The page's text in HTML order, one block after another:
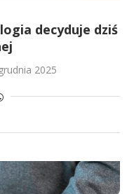
decyduje dziś
2025